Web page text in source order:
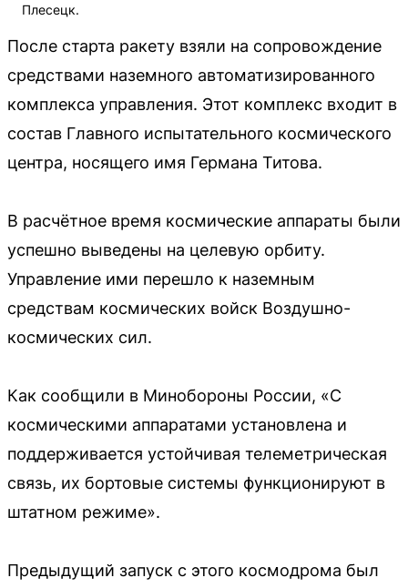
Плесецк.
После старта ракету взяли на сопровождение
средствами наземного автоматизированного
комплекса управления. Этот комплекс входит в
состав Главного испытательного космического
центра, носящего имя Германа Титова.
В расчётное время космические аппараты были
успешно выведены на целевую орбиту.
Управление ими перешло к наземным
средствам космических войск Воздушно-
космических сил.
Как сообщили в Минобороны России, «С
космическими аппаратами установлена и
поддерживается устойчивая телеметрическая
связь, их бортовые системы функционируют в
штатном режиме».
Предыдущий запуск с этого космодрома был